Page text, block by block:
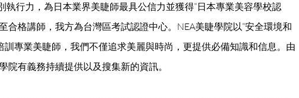
執行力，為日本業界美睫師最具公信力並獲得“日本專業美容學校認
合格講師，我方為台灣區考試認證中心。NEA美睫學院以“安全環境和
訓專業美睫師，我們不僅追求美麗與時尚，更提供必備知識和信息。由
院有義務持續提供以及搜集新的資訊。